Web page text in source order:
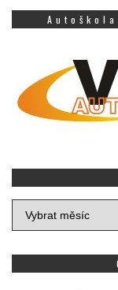
Archiv
zpráv